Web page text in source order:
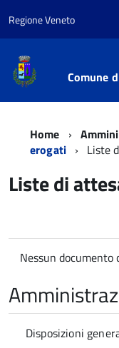
Regione Veneto
Comune
Home
erogati
Liste
Liste di
Nessun documento
Disposizioni